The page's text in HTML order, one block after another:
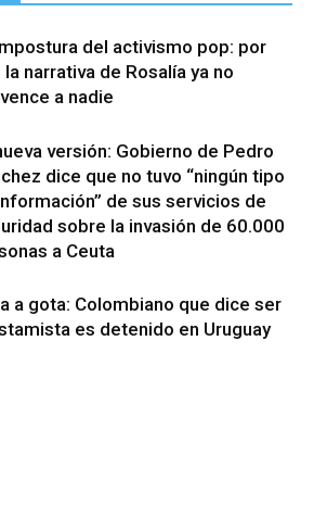
del activismo pop: por
la narrativa de Rosalía ya no
a nadie
versión: Gobierno de Pedro
dice que no tuvo “ningún tipo
de sus servicios de
sobre la invasión de 60.000
a Ceuta
a gota: Colombiano que dice ser
es detenido en Uruguay